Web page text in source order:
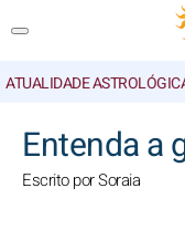
ATUALIDADE
Entenda a
Escrito por Soraia